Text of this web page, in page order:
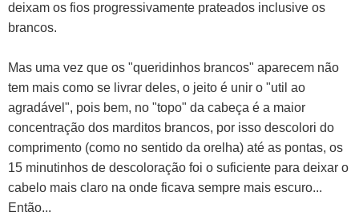
deixam os fios progressivamente prateados inclusive os
brancos.
Mas uma vez que os "queridinhos brancos" aparecem não
tem mais como se livrar deles, o jeito é unir o "util ao
agradável", pois bem, no "topo" da cabeça é a maior
concentração dos marditos brancos, por isso descolori do
comprimento (como no sentido da orelha) até as pontas, os
15 minutinhos de descoloração foi o suficiente para deixar o
cabelo mais claro na onde ficava sempre mais escuro...
Então...